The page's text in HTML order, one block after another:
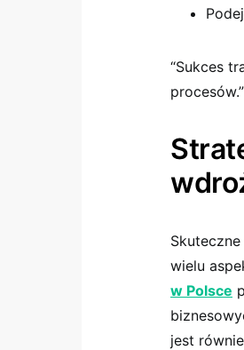
“Sukces
procesów.”
wielu
w Polsce
jest